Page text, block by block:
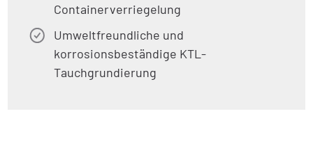
Containerverriegelung
Umweltfreundliche und
korrosionsbeständige KTL-
Tauchgrundierung